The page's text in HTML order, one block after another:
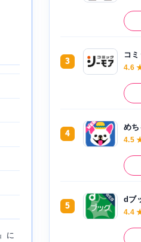
に
3
コ
4.6
4
めち
4.5
5
dブ
4.4